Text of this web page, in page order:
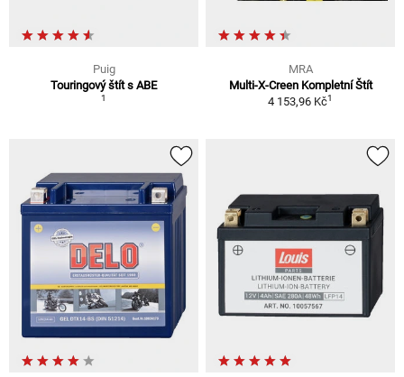
Puig
Touringový štít s ABE
1
MRA
Multi-X-Creen Kompletní Štít
4 153,96 Kč1